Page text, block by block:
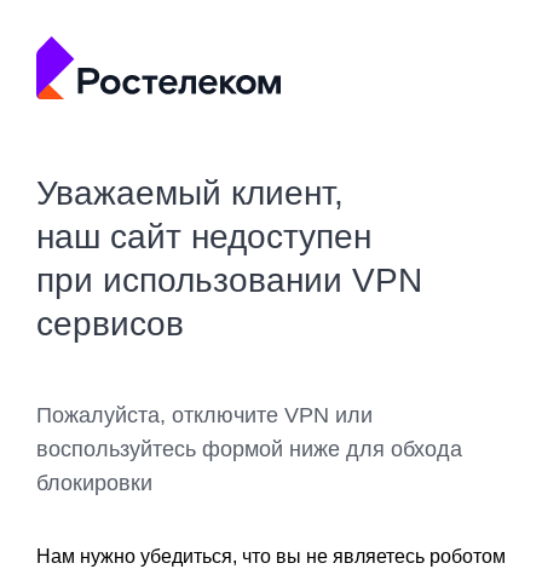
Уважаемый клиент,
наш сайт недоступен
при использовании VPN
сервисов
Пожалуйста, отключите VPN или
воспользуйтесь формой ниже для обхода
блокировки
Нам нужно убедиться, что вы не являетесь роботом